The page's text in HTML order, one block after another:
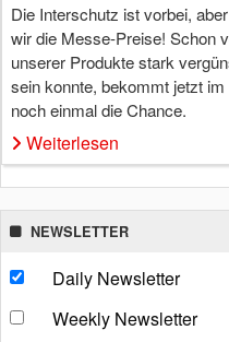
Die Interschutz ist vorbei,
wir die Messe-Preise! Schon
unserer Produkte stark
sein konnte, bekommt jetzt
noch einmal die Chance.
Weiterlesen
NEWSLETTER
Daily Newsletter
Weekly Newsletter